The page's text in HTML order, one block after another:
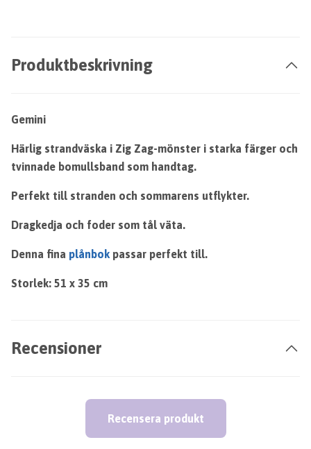
Produktbeskrivning
Gemini
Härlig strandväska i Zig Zag-mönster i starka färger och
tvinnade bomullsband som handtag.
Perfekt till stranden och sommarens utflykter.
Dragkedja och foder som tål väta.
Denna fina plånbok passar perfekt till.
Storlek: 51 x 35 cm
Recensioner
Recensera produkt